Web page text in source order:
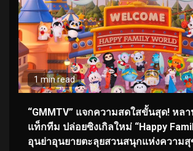
1 min read
“GMMTV” แจกความสดใสขั้นสุด! หล
แท็กทีม ปล่อยซิงเกิลใหม่ “Happy
อุนย่าอุนยายตะลุยสวนสนุกแห่งความสุ